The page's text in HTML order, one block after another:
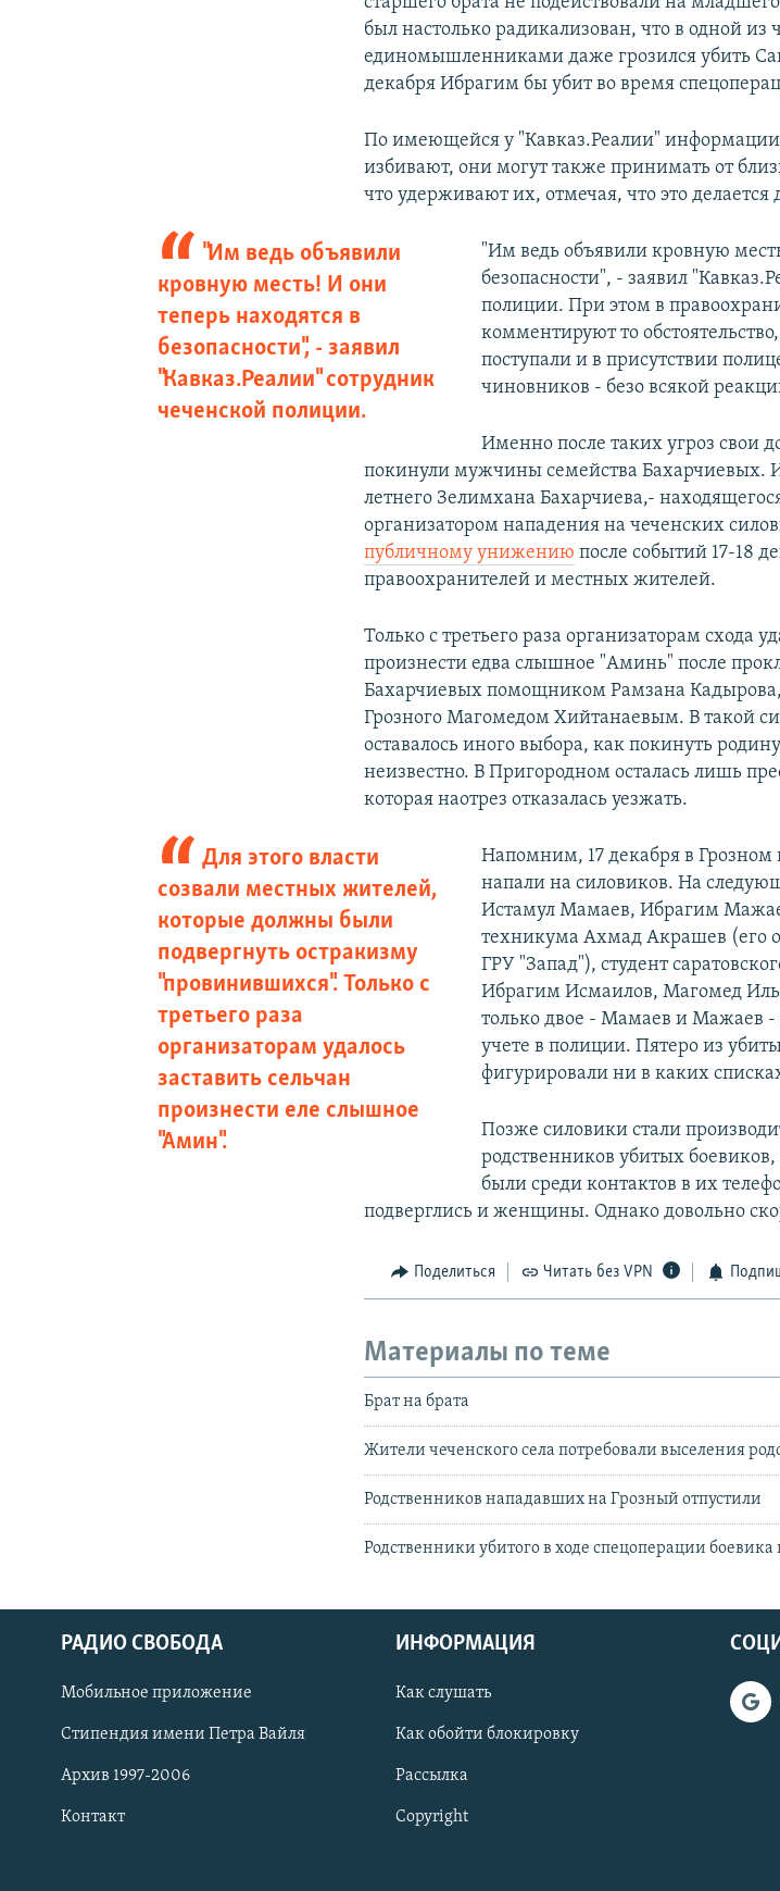
СОЦИАЛЬНЫЕ СЕТИ
был настолько радикализован, что в одной из
единомышленниками даже грозился убить
декабря Ибрагим бы убит во время
По имеющейся у "Кавказ.Реалии"
избивают, они могут также принимать от
что удерживают их, отмечая, что это делается
"Им ведь объявили
кровную месть! И они
теперь находятся в
безопасности", - заявил
"Кавказ.Реалии" сотрудник
чеченской полиции.
"Им ведь объявили кровную
безопасности", - заявил
полиции. При этом в
комментируют то
поступали и в присутствии
чиновников - безо всякой
Именно после таких угроз свои
покинули мужчины семейства Бахарчиевых.
летнего Зелимхана Бахарчиева,-
организатором нападения на чеченских
публичному унижению после событий 17-18
правоохранителей и местных жителей.
Только с третьего раза организаторам схода
произнести едва слышное "Аминь" после
Бахарчиевых помощником Рамзана
Грозного Магомедом Хийтанаевым. В такой
оставалось иного выбора, как покинуть
неизвестно. В Пригородном осталась лишь
которая наотрез отказалась уезжать.
Для этого власти
созвали местных жителей,
которые должны были
подвергнуть остракизму
"провинившихся". Только с
третьего раза
организаторам удалось
заставить сельчан
произнести еле слышное
"Амин".
Напомним, 17 декабря в
напали на силовиков. На
Истамул Мамаев, Ибрагим
техникума Ахмад Акрашев (его
ГРУ "Запад"), студент
Ибрагим Исмаилов, Магомед
только двое - Мамаев и Мажаев -
учете в полиции. Пятеро из
фигурировали ни в каких
Позже силовики стали
родственников убитых
были среди контактов в их
подверглись и женщины. Однако довольно
Поделиться Читать без VPN
Материалы по теме
Брат на брата
Жители чеченского села потребовали выселения
Родственников нападавших на Грозный отпустили
Родственники убитого в ходе спецоперации
РАДИО СВОБОДА
Мобильное приложение
Стипендия имени Петра Вайля
Архив 1997-2006
Контакт
ИНФОРМАЦИЯ
Как слушать
Как обойти блокировку
Рассылка
Copyright